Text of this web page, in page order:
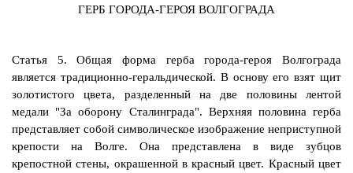
ГЕРБ ГОРОДА-ГЕРОЯ ВОЛГОГРАДА
Статья 5. Общая форма герба города-героя Волгограда
является традиционно-геральдической. В основу его взят щит
золотистого цвета, разделенный на две половины лентой
медали "За оборону Сталинграда". Верхняя половина герба
представляет собой символическое изображение неприступной
крепости на Волге. Она представлена в виде зубцов
крепостной стены, окрашенной в красный цвет. Красный цвет